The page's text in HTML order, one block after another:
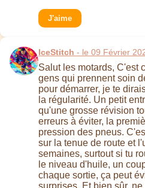
J'aime
IceStitch - le 09 Février
Salut les motards, C'est
gens qui prennent soin
pour démarrer, je te
la régularité. Un petit
qu'une grosse révision
erreurs à éviter, la
pression des pneus.
sur la tenue de route et
semaines, surtout si tu
le niveau d'huile, un
chaque sortie, ça peut